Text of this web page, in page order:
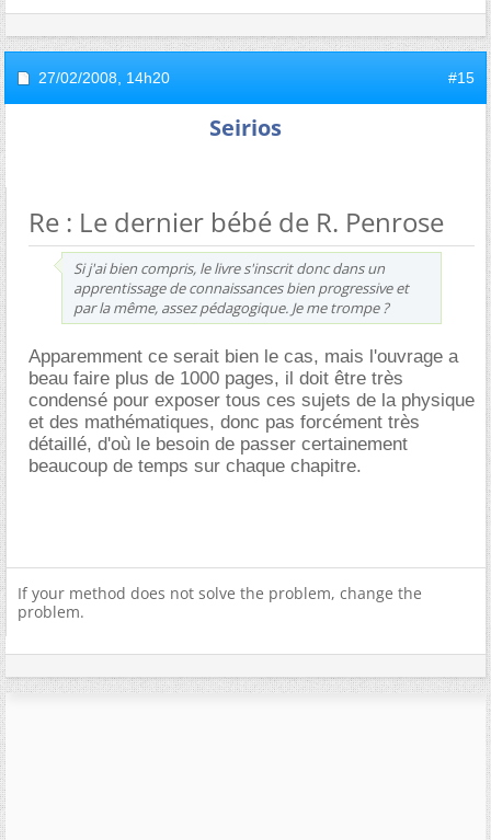
27/02/2008, 14h20 #15
Seirios
Re : Le dernier bébé de R. Penrose
Si j'ai bien compris, le livre s'inscrit donc dans un
apprentissage de connaissances bien progressive et
par la même, assez pédagogique. Je me trompe ?
Apparemment ce serait bien le cas, mais l'ouvrage a
beau faire plus de 1000 pages, il doit être très
condensé pour exposer tous ces sujets de la physique
et des mathématiques, donc pas forcément très
détaillé, d'où le besoin de passer certainement
beaucoup de temps sur chaque chapitre.
If your method does not solve the problem, change the
problem.